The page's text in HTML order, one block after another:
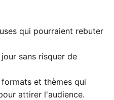
qui pourraient rebuter
sans risquer de
et thèmes qui
attirer l'audience.